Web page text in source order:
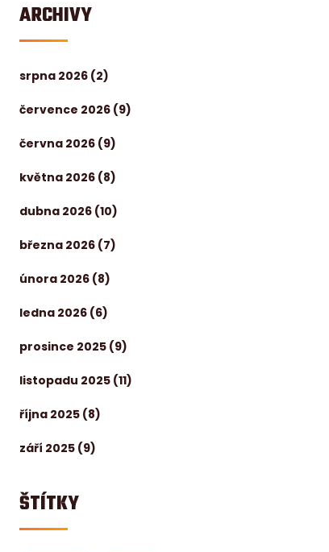
ARCHIVY
srpna 2026 (2)
července 2026 (9)
června 2026 (9)
května 2026 (8)
dubna 2026 (10)
března 2026 (7)
února 2026 (8)
ledna 2026 (6)
prosince 2025 (9)
listopadu 2025 (11)
října 2025 (8)
září 2025 (9)
ŠTÍTKY